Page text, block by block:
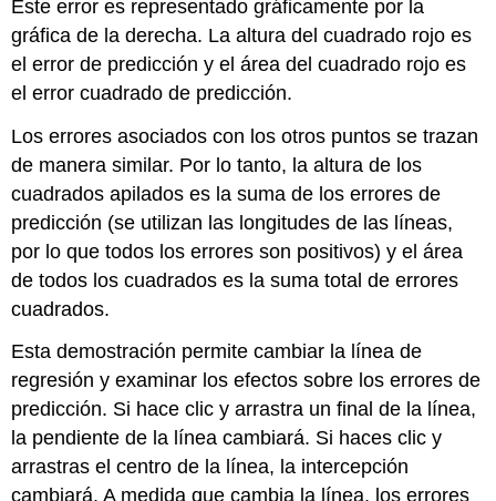
Este error es representado gráficamente por la
gráfica de la derecha. La altura del cuadrado rojo es
el error de predicción y el área del cuadrado rojo es
el error cuadrado de predicción.
Los errores asociados con los otros puntos se trazan
de manera similar. Por lo tanto, la altura de los
cuadrados apilados es la suma de los errores de
predicción (se utilizan las longitudes de las líneas,
por lo que todos los errores son positivos) y el área
de todos los cuadrados es la suma total de errores
cuadrados.
Esta demostración permite cambiar la línea de
regresión y examinar los efectos sobre los errores de
predicción. Si hace clic y arrastra un final de la línea,
la pendiente de la línea cambiará. Si haces clic y
arrastras el centro de la línea, la intercepción
cambiará. A medida que cambia la línea, los errores